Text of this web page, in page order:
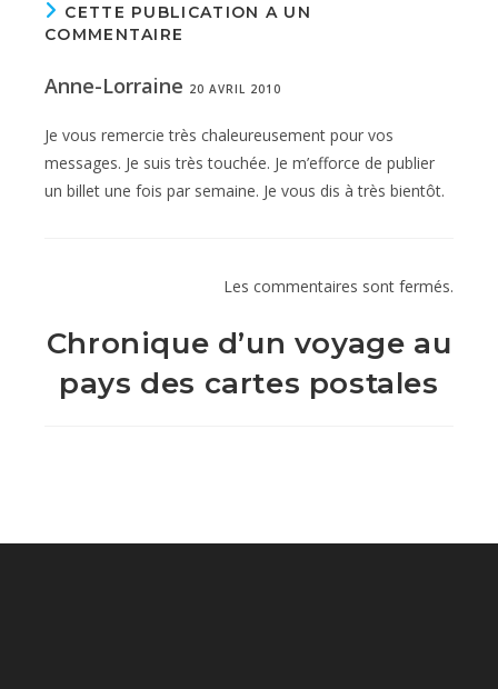
CETTE PUBLICATION A UN
COMMENTAIRE
Anne-Lorraine 20 AVRIL 2010
Je vous remercie très chaleureusement pour vos
messages. Je suis très touchée. Je m’efforce de publier
un billet une fois par semaine. Je vous dis à très bientôt.
Les commentaires sont fermés.
Chronique d’un voyage au
pays des cartes postales